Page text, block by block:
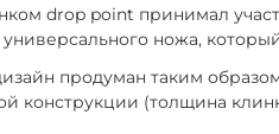
drop point принимал
ножа,
продуман таким
конструкции (толщина